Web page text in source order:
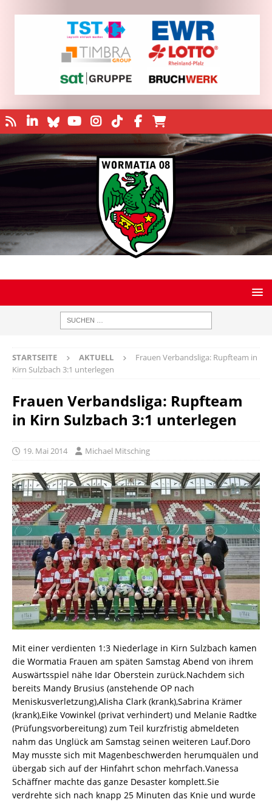
STARTSEITE AKTUELL
Frauen Verbandsliga: Rupfteam in
Kirn Sulzbach 3:1 unterlegen
Frauen Verbandsliga: Rupfteam
in Kirn Sulzbach 3:1 unterlegen
19. Mai 2014 Michael Mitsching
Mit einer verdienten 1:3 Niederlage in Kirn Sulzbach kamen
die Wormatia Frauen am späten Samstag Abend von ihrem
Auswärtsspiel nähe Idar Oberstein zurück.Nachdem sich
bereits Mandy Brusius (anstehende OP nach
Meniskusverletzung),Alisha Clark (krank),Sabrina Krämer
(krank),Eike Vowinkel (privat verhindert) und Melanie Radtke
(Prüfungsvorbereitung) zum Teil kurzfristig abmeldeten
nahm das Unglück am Samstag seinen weiteren Lauf.Doro
May musste sich mit Magenbeschwerden herumquälen und
übergab sich auf der Hinfahrt schon mehrfach.Vanessa
Schäffner machte das ganze Desaster komplett.Sie
verdrehte sich nach knapp 25 Minuten das Knie und wurde